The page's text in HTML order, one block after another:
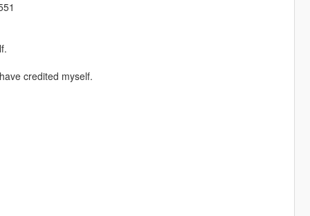
credited myself.